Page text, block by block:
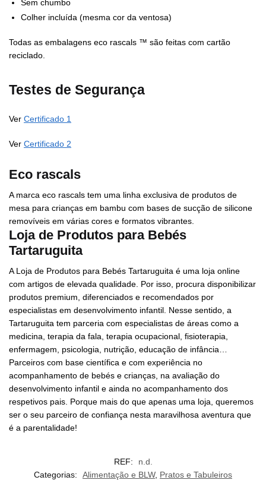
Sem chumbo
Colher incluída (mesma cor da ventosa)
Todas as embalagens eco rascals ™ são feitas com cartão
reciclado.
Testes de Segurança
Ver Certificado 1
Ver Certificado 2
Eco rascals
A marca eco rascals tem uma linha exclusiva de produtos de
mesa para crianças em bambu com bases de sucção de silicone
removíveis em várias cores e formatos vibrantes.
Loja de Produtos para Bebés
Tartaruguita
A Loja de Produtos para Bebés Tartaruguita é uma loja online
com artigos de elevada qualidade. Por isso, procura disponibilizar
produtos premium, diferenciados e recomendados por
especialistas em desenvolvimento infantil. Nesse sentido, a
Tartaruguita tem parceria com especialistas de áreas como a
medicina, terapia da fala, terapia ocupacional, fisioterapia,
enfermagem, psicologia, nutrição, educação de infância…
Parceiros com base científica e com experiência no
acompanhamento de bebés e crianças, na avaliação do
desenvolvimento infantil e ainda no acompanhamento dos
respetivos pais. Porque mais do que apenas uma loja, queremos
ser o seu parceiro de confiança nesta maravilhosa aventura que
é a parentalidade!
REF:
n.d.
Categorias:
Alimentação e BLW, Pratos e Tabuleiros